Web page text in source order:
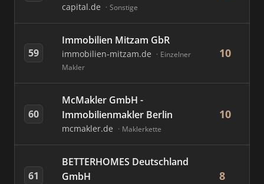
capital.de Sonstige
59
Immobilien Mitzam GbR
immobilien-mitzam.de
Einzelner
Makler
10
60
McMakler GmbH -
Immobilienmakler Berlin
mcmakler.de Maklerkette
10
61
BETTERHOMES Deutschland
GmbH
8